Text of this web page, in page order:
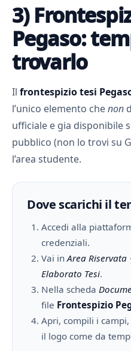
3)
Pegaso:
trovarlo
Il frontespizio tesi
l’unico elemento chenon
ufficiale e gia disponibile
pubblico (non lo trovi su
l’area studente.
Dove scarichi il
Accedi alla
credenziali.
Vai in Area
Elaborato Tesi.
Nella scheda
file Frontespizio
Apri, compili i
il logo come da